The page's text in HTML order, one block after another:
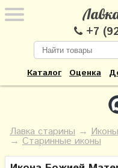
+7
Каталог Оценка
Лавка старины →
→ Старинные иконы